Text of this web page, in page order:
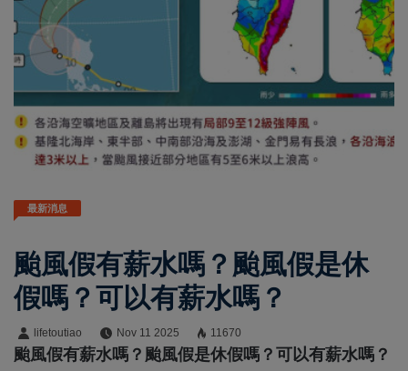
最新消息
颱風假有薪水嗎？颱風假是休
假嗎？可以有薪水嗎？
lifetoutiao Nov 11 2025 11670
颱風假有薪水嗎？颱風假是休假嗎？可以有薪水嗎？